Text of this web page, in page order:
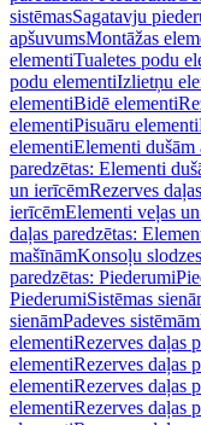
sistēmasSagatavju
apšuvumsMontāžas
elementiTualetes podu
podu elementiIzlietņu
elementiBidē elementi
elementiPisuāru elementi
elementiElementi dušām
paredzētas: Elementi
un ierīcēmRezerves
ierīcēmElementi veļas
daļas paredzētas:
mašīnāmKonsoļu
paredzētas: Piederumi
PiederumiSistēmas
sienāmPadeves sistēmām
elementiRezerves daļas
elementiRezerves daļas
elementiRezerves daļas
elementiRezerves daļas